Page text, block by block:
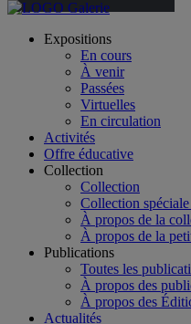
Expositions
En cours
À venir
Passées
Virtuelles
En circulation
Activités
Offre éducative
Collection
Collection
Collection
À propos de la
À propos de la
Publications
Toutes les
À propos des
À propos des
Actualités